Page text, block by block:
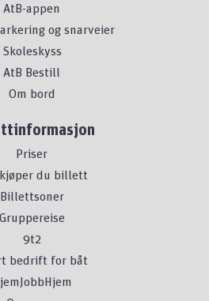
AtB-appen
og snarveier
Skoleskyss
AtB Bestill
Om bord
Priser
du billett
Billettsoner
Gruppereise
9t2
bedrift for båt